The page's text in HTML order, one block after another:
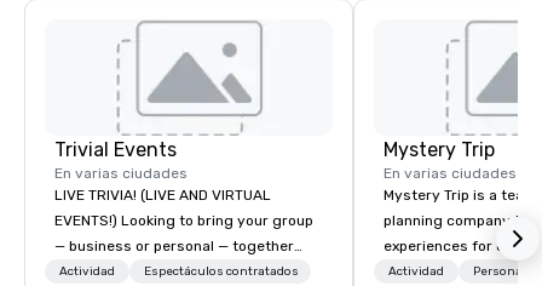
Trivial Events
En varias ciudades
LIVE TRIVIA! (LIVE AND VIRTUAL
EVENTS!) Looking to bring your group
— business or personal — together
and have some fun? Or maybe there’s
Actividad Espectáculos contratados
Mystery Trip
En varias ciudades
Mystery Trip is a
planning company
experiences for our
"mystery" is that
Actividad Personal